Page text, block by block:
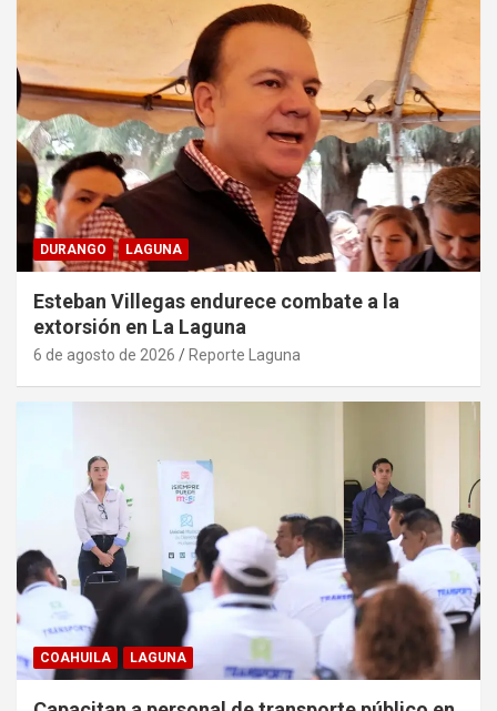
DURANGO LAGUNA
Esteban Villegas endurece combate a la
extorsión en La Laguna
6 de agosto de 2026 Reporte Laguna
COAHUILA LAGUNA